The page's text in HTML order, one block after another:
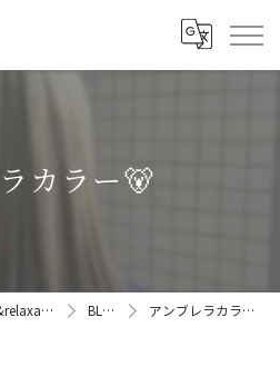
カラー🐻
北九州市の美容室ならhair&relaxation CREA BLOG アンブレラカラー🐻